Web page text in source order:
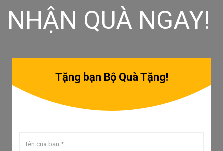
NHẬN QUÀ NGAY!
Tặng bạn Bộ Quà Tặng!